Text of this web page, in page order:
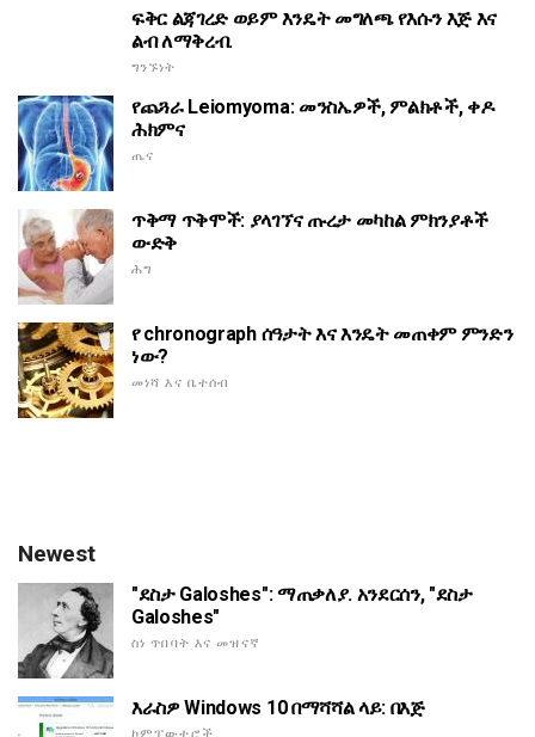
ፍቅር ልጃገረድ ወይም እንዴት መግለጫ የእሱን እጅ እና
ልብ ለማቅረብ.
ግንኙነት
የጨጓራ Leiomyoma: መንስኤዎች, ምልክቶች, ቀዶ
ሕክምና
ጤና
ጥቅማ ጥቅሞች: ያላገኘና ጡረታ መካከል ምክንያቶች
ውድቅ
ሕግ
የ chronograph ሰዓታት እና እንዴት መጠቀም ምንድን
ነው?
መነሻ እና ቤተሰብ
Newest
"ደስታ Galoshes": ማጠቃለያ. አንደርሰን, "ደስታ
Galoshes"
ስነ ጥበባት እና መዝናኛ
እራስዎ Windows 10 በማሻሻል ላይ: በእጅ